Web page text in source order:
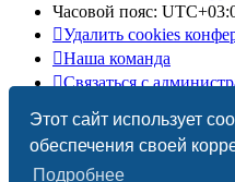
Этот сайт использует
обеспечения своей
Подробнее
Часовой пояс:
Удалить cookies
Наша команда
Связаться с
Создано на основеphpBB ®
Русская поддержка phpBB